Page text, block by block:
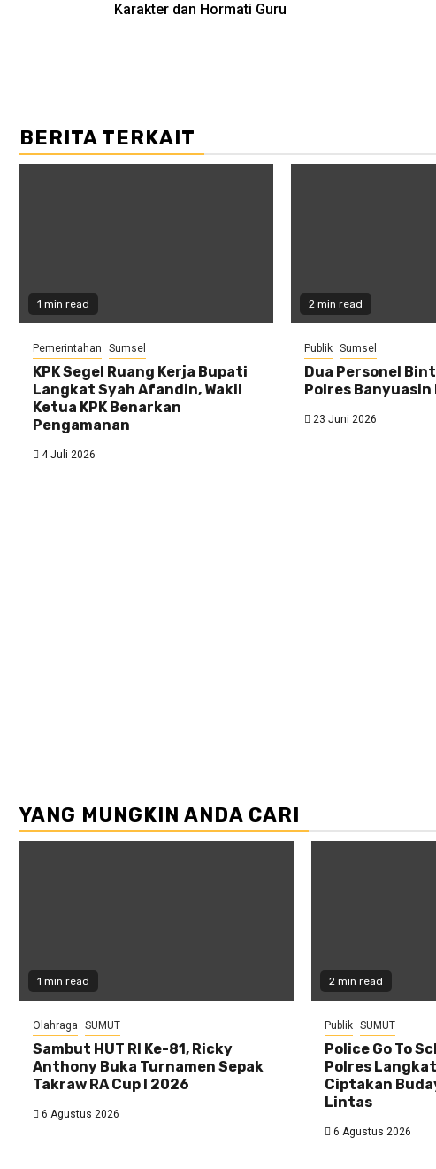
Karakter dan Hormati Guru
BERITA TERKAIT
1 min read
Pemerintahan Sumsel
KPK Segel Ruang Kerja Bupati
Langkat Syah Afandin, Wakil
Ketua KPK Benarkan
Pengamanan
4 Juli 2026
2 min read
Publik Sumsel
Dua Personel
Polres Banyuasin
23 Juni 2026
YANG MUNGKIN ANDA CARI
1 min read
Olahraga SUMUT
Sambut HUT RI Ke-81, Ricky
Anthony Buka Turnamen Sepak
Takraw RA Cup I 2026
6 Agustus 2026
2 min read
Publik SUMUT
Police Go To
Polres
Ciptakan
Lintas
6 Agustus 2026